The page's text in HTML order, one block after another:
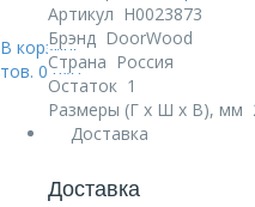
В корзине:
тов. 0руб.
Артикул Н0023873
Брэнд DoorWood
Страна Россия
Остаток 1
Размеры (Г х Ш х В), мм
Доставка
Доставка